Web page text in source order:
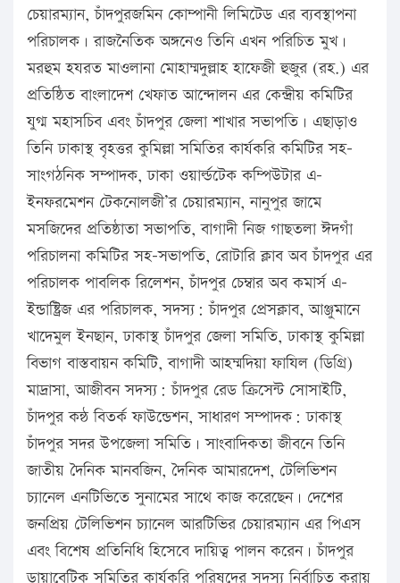
চেয়ারম্যান, চাঁদপুরজমিন কোম্পানী লিমিটেড এর ব্যবস্থাপনা
পরিচালক। রাজনৈতিক অঙ্গনেও তিনি এখন পরিচিত মুখ।
মরহুম হযরত মাওলানা মোহাম্মদুল্লাহ হাফেজী হুজুর (রহ.) এর
প্রতিষ্ঠিত বাংলাদেশ খেফাত আন্দোলন এর কেন্দ্রীয় কমিটির
যুগ্ম মহাসচিব এবং চাঁদপুর জেলা শাখার সভাপতি। এছাড়াও
তিনি ঢাকাস্থ বৃহত্তর কুমিল্লা সমিতির কার্যকরি কমিটির সহ-
সাংগঠনিক সম্পাদক, ঢাকা ওয়ার্ল্ডটেক কম্পিউটার এ-
ইনফরমেশন টেকনোলজী’র চেয়ারম্যান, নানুপুর জামে
মসজিদের প্রতিষ্ঠাতা সভাপতি, বাগাদী নিজ গাছতলা ঈদগাঁ
পরিচালনা কমিটির সহ-সভাপতি, রোটারি ক্লাব অব চাঁদপুর এর
পরিচালক পাবলিক রিলেশন, চাঁদপুর চেম্বার অব কমার্স এ-
ইন্ডাষ্ট্রিজ এর পরিচালক, সদস্য: চাঁদপুর প্রেসক্লাব, আঞ্জুমানে
খাদেমুল ইনছান, ঢাকাস্থ চাঁদপুর জেলা সমিতি, ঢাকাস্থ কুমিল্লা
বিভাগ বাস্তবায়ন কমিটি, বাগাদী আহম্মদিয়া ফাযিল (ডিগ্রি)
মাদ্রাসা, আজীবন সদস্য: চাঁদপুর রেড ক্রিসেন্ট সোসাইটি,
চাঁদপুর কন্ঠ বিতর্ক ফাউন্ডেশন, সাধারণ সম্পাদক: ঢাকাস্থ
চাঁদপুর সদর উপজেলা সমিতি। সাংবাদিকতা জীবনে তিনি
জাতীয় দৈনিক মানবজিন, দৈনিক আমারদেশ, টেলিভিশন
চ্যানেল এনটিভিতে সুনামের সাথে কাজ করেছেন। দেশের
জনপ্রিয় টেলিভিশন চ্যানেল আরটিভির চেয়ারম্যান এর পিএস
এবং বিশেষ প্রতিনিধি হিসেবে দায়িত্ব পালন করেন। চাঁদপুর
ডায়াবেটিক সমিতির কার্যকরি পরিষদের সদস্য নির্বাচিত করায়